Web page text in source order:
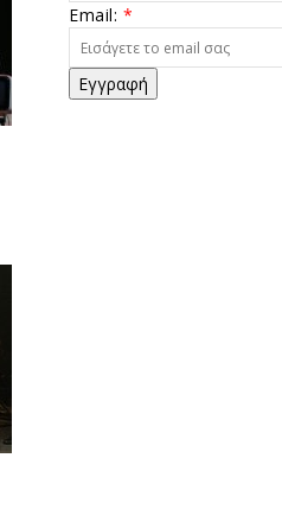
Email: *
Εγγραφή